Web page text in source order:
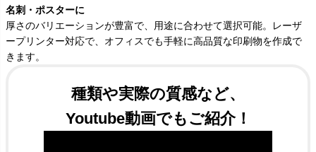
名刺・ポスターに
厚さのバリエーションが豊富で、用途に合わせて選択可能。レーザ
ープリンター対応で、オフィスでも手軽に高品質な印刷物を作成で
きます。
種類や実際の質感など、
Youtube動画でもご紹介！